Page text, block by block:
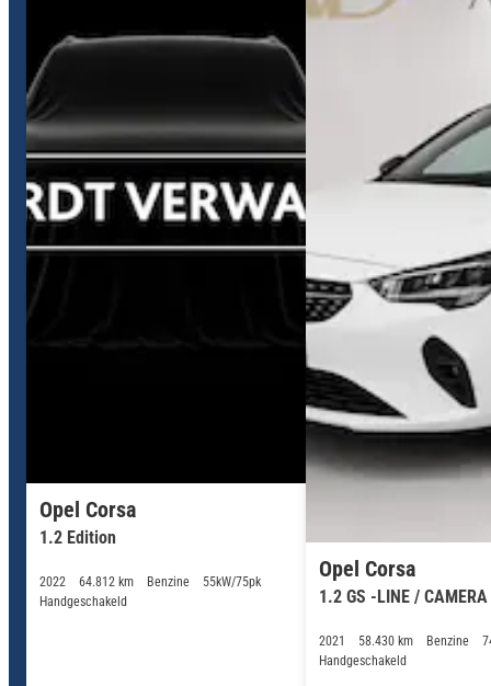
Opel Corsa
1.2 Edition
2022 64.812 km Benzine
55kW/75pk
Handgeschakeld
Opel Corsa
1.2 GS -LINE /
2021 58.430 km Benzine
Handgeschakeld